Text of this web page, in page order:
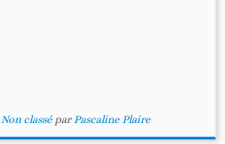
Non classé parPascaline Plaire